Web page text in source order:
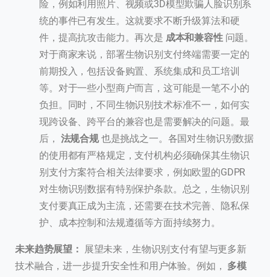
险，例如利用照片、视频或3D模型欺骗人脸识别系
统的事件已有发生。这就要求不断升级算法和硬
件，提高抗攻击能力。再次是 成本和兼容性 问题。
对于商家来说，部署生物识别支付终端需要一定的
前期投入，包括设备购置、系统集成和员工培训
等。对于一些小型商户而言，这可能是一笔不小的
负担。同时，不同生物识别技术标准不一，如何实
现跨设备、跨平台的兼容也是需要解决的问题。最
后， 法规合规也是挑战之一。各国对生物识别数据
的使用都有严格规定，支付机构必须确保其生物识
别支付方案符合相关法律要求，例如欧盟的GDPR
对生物识别数据有特别保护条款。总之，生物识别
支付要真正成为主流，还需要在技术完善、隐私保
护、成本控制和法规遵循等方面持续努力。
未来趋势展望：
展望未来，生物识别支付有望与更多新
技术融合，进一步提升安全性和用户体验。例如， 多模